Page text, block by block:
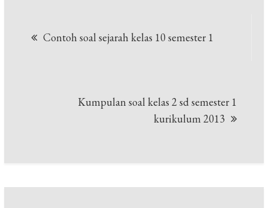
navigation
Contoh soal sejarah kelas 10 semester 1
Kumpulan soal kelas 2 sd semester 1
kurikulum 2013